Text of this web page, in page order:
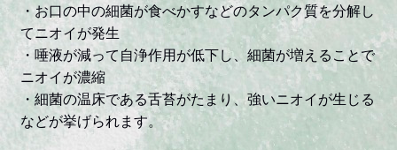
KODAWATARU
quantity
・お口の中の細菌が食べかすなどのタンパク質を分解し
てニオイが発生
・唾液が減って自浄作用が低下し、細菌が増えることで
ニオイが濃縮
・細菌の温床である舌苔がたまり、強いニオイが生じる
などが挙げられます。